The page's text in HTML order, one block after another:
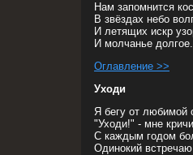
Нам запомнится
В звёздах небо
И летящих искр
И молчанье долгое.
Оглавление >>
Уходи
Я бегу от любимой
"Уходи!" - мне
С каждым годом
Одинокий встречаю